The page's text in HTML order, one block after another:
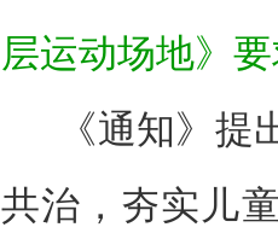
层运动场地》
《通知》提
共治，夯实儿